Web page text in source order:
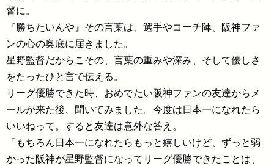
督に。
『勝ちたいんや』その言葉は、選手やコーチ陣、阪神ファ
ンの心の奥底に届きました。
星野監督だからこその、言葉の重みや深み、そして優しさ
をたったひと言で伝える。
リーグ優勝できた時、おめでたい阪神ファンの友達からメ
ールが来た後、聞いてみました。今度は日本一になれたら
いいねって。すると友達は意外な答え。
「もちろん日本一になれたらもっと嬉しいけど、ずっと弱
かった阪神が星野監督になってリーグ優勝できたことは、